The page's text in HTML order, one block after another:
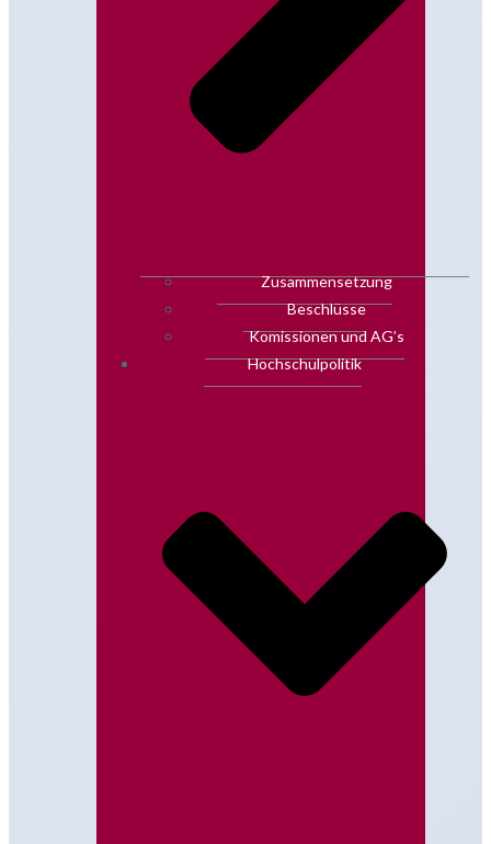
Zusammensetzung
Beschlüsse
Komissionen und AG’s
Hochschulpolitik